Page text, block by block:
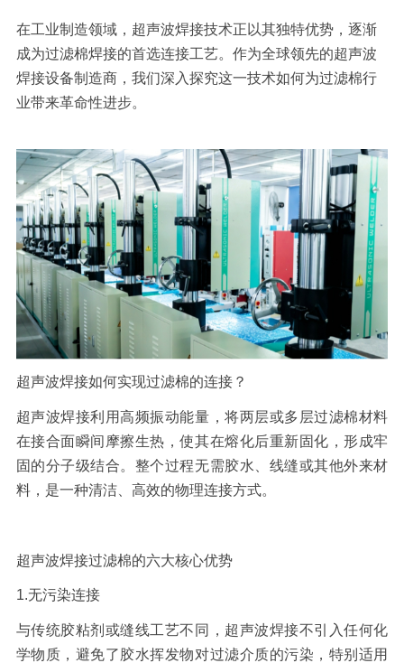
在工业制造领域，超声波焊接技术正以其独特优势，逐渐
成为过滤棉焊接的首选连接工艺。作为全球领先的超声波
焊接设备制造商，我们深入探究这一技术如何为过滤棉行
业带来革命性进步。
超声波焊接如何实现过滤棉的连接？
超声波焊接利用高频振动能量，将两层或多层过滤棉材料
在接合面瞬间摩擦生热，使其在熔化后重新固化，形成牢
固的分子级结合。整个过程无需胶水、线缝或其他外来材
料，是一种清洁、高效的物理连接方式。
超声波焊接过滤棉的六大核心优势
1.无污染连接
与传统胶粘剂或缝线工艺不同，超声波焊接不引入任何化
学物质，避免了胶水挥发物对过滤介质的污染，特别适用